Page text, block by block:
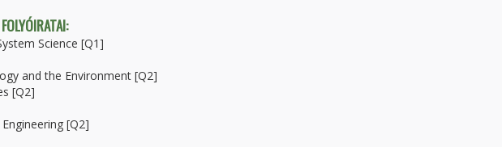
Science [Q1]
and the Environment [Q2]
[Q2]
[Q2]